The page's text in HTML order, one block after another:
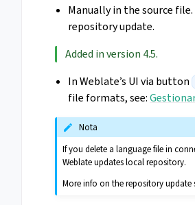
Manually in the source
repository update.
Added in version 4.5.
In Weblate’s UI via button
file formats, see:
Nota
If you delete a language file in
Weblate updates local repository.
More info on the repository